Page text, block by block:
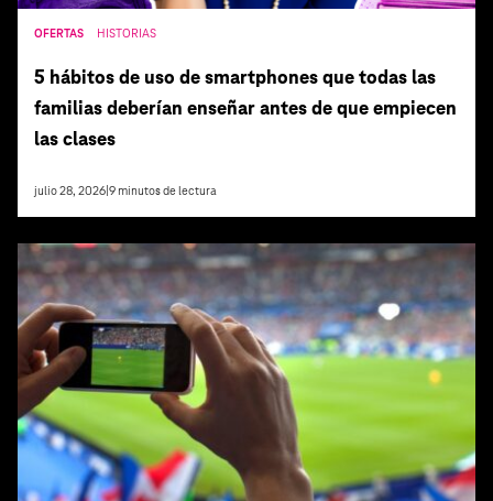
OFERTAS HISTORIAS
5 hábitos de uso de smartphones que todas las
familias deberían enseñar antes de que empiecen
las clases
julio 28, 2026 9 minutos de lectura